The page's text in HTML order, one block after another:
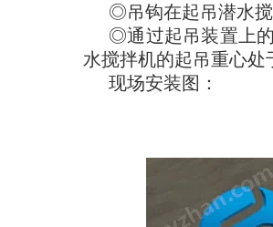
◎吊钩在起吊潜水
◎通过起吊装置上
水搅拌机的起吊重心处
现场安装图：